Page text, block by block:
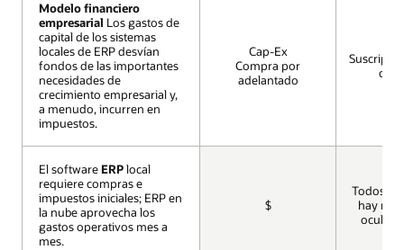
Modelo financiero
empresarial Los gastos de
capital de los sistemas
locales de ERP desvían
fondos de las importantes
necesidades de
crecimiento empresarial y,
a menudo, incurren en
impuestos.
Cap-Ex
Compra por
adelantado
de
El software ERPlocal
requiere compras e
impuestos iniciales; ERP en
la nube aprovecha los
gastos operativos mes a
mes.
$
Todos
hay
oculto
Modelo financiero
empresarial Los gastos de
capital de los sistemas
locales de ERP desvían
fondos de las importantes
necesidades de
crecimiento empresarial y,
a menudo, incurren en
impuestos.
El software ERPlocal
requiere compras e
impuestos iniciales; ERP en
la nube aprovecha los
gastos operativos mes a
mes.